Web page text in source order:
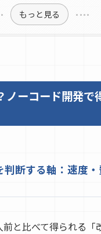
もっと見る
ノーコード開発で
判断する軸：速度
と比べて得られる「